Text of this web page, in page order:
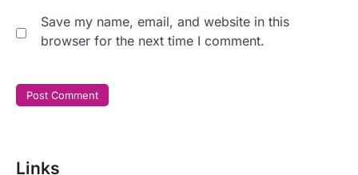
Save my name, email, and website in this
browser for the next time I comment.
Links